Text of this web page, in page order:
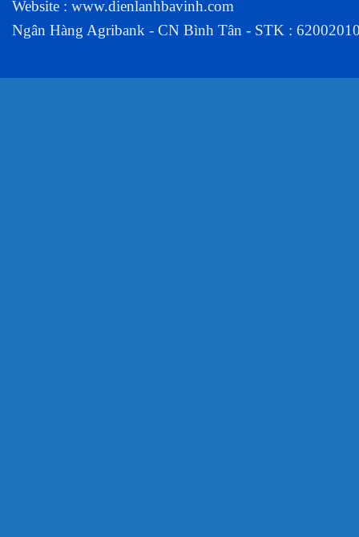
Website : www.dienlanhbavinh.com
Ngân Hàng Agribank - CN Bình Tân - STK :